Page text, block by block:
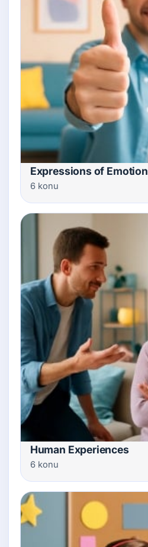
Expressions of Emotion
6 konu
Human Experiences
6 konu